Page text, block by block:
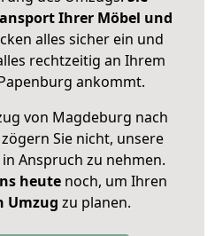
Ihrer Möbel und
alles sicher ein und
rechtzeitig an Ihrem
ankommt.
von Magdeburg nach
Sie nicht, unsere
Anspruch zu nehmen.
heutenoch, um Ihren
Umzug zu planen.